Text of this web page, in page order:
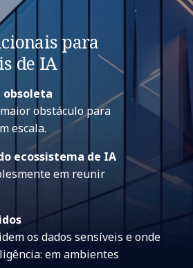
para
de IA
obstáculo para
escala.
ecossistema de IA
em reunir
os dados sensíveis e onde
em ambientes